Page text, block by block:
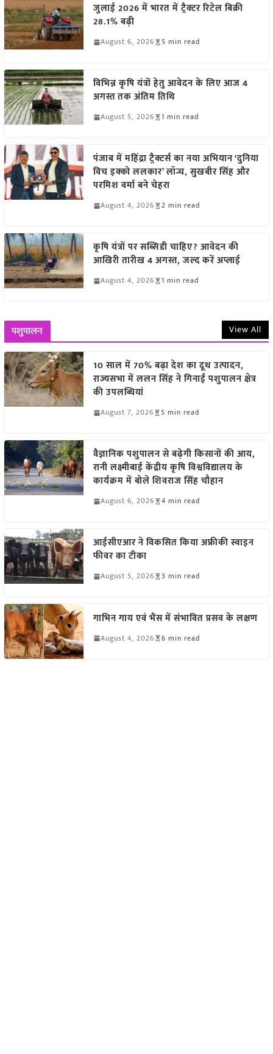
जुलाई 2026 में भारत में ट्रैक्टर रिटेल बिक्री
28.1% बढ़ी
August 6, 2026 5 min read
विभिन्न कृषि यंत्रों हेतु आवेदन के लिए आज 4
अगस्त तक अंतिम तिथि
August 5, 2026 1 min read
पंजाब में महिंद्रा ट्रैक्टर्स का नया अभियान ‘दुनिया
विच इक्को ललकार’ लॉन्च, सुखबीर सिंह और
परमिश वर्मा बने चेहरा
August 4, 2026 2 min read
कृषि यंत्रों पर सब्सिडी चाहिए? आवेदन की
आखिरी तारीख 4 अगस्त, जल्द करें अप्लाई
August 4, 2026 1 min read
पशुपालन View All
10 साल में 70% बढ़ा देश का दूध उत्पादन,
राज्यसभा में ललन सिंह ने गिनाईं पशुपालन क्षेत्र
की उपलब्धियां
August 7, 2026 5 min read
वैज्ञानिक पशुपालन से बढ़ेगी किसानों की आय,
रानी लक्ष्मीबाई केंद्रीय कृषि विश्वविद्यालय के
कार्यक्रम में बोले शिवराज सिंह चौहान
August 6, 2026 4 min read
आईसीएआर ने विकसित किया अफ्रीकी स्वाइन
फीवर का टीका
August 5, 2026 3 min read
गाभिन गाय एवं भैंस में संभावित प्रसव के लक्षण
August 4, 2026 6 min read